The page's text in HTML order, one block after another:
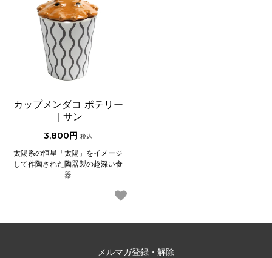
カップメンダコ ポテリー
｜サン
3,800円 税込
太陽系の恒星「太陽」をイメージ
して作陶された陶器製の趣深い食
器
メルマガ登録・解除